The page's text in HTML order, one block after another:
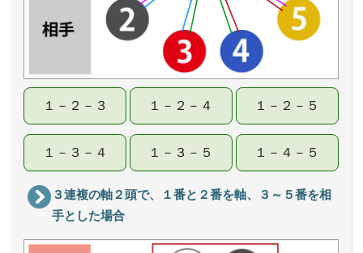
１－２－３ １－２－４ １－２－５
１－３－４ １－３－５ １－４－５
３連複の軸２頭で、１番と２番を軸、３～５番を相
手とした場合